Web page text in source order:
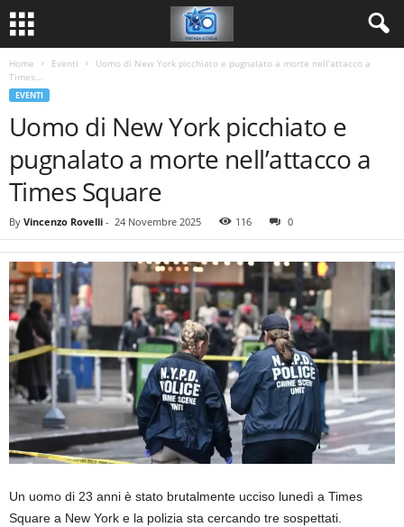
Home Eventi
Uomo di New York picchiato e pugnalato a morte nell’attacco a
Times...
EVENTI
Uomo di New York picchiato e
pugnalato a morte nell’attacco a
Times Square
By Vincenzo Rovelli - 24 Novembre 2025 116 0
Un uomo di 23 anni è stato brutalmente ucciso lunedì a Times
Square a New York e la polizia sta cercando tre sospettati.